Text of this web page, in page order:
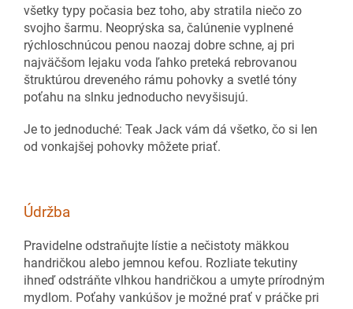
všetky typy počasia bez toho, aby stratila niečo zo
svojho šarmu. Neoprýska sa, čalúnenie vyplnené
rýchloschnúcou penou naozaj dobre schne, aj pri
najväčšom lejaku voda ľahko preteká rebrovanou
štruktúrou dreveného rámu pohovky a svetlé tóny
poťahu na slnku jednoducho nevyšisujú.
Je to jednoduché: Teak Jack vám dá všetko, čo si len
od vonkajšej pohovky môžete priať.
Údržba
Pravidelne odstraňujte lístie a nečistoty mäkkou
handričkou alebo jemnou kefou. Rozliate tekutiny
ihneď odstráňte vlhkou handričkou a umyte prírodným
mydlom. Poťahy vankúšov je možné prať v práčke pri